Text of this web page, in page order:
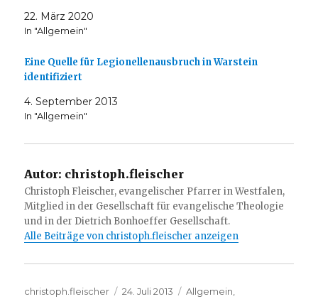
22. März 2020
In "Allgemein"
Eine Quelle für Legionellenausbruch in Warstein
identifiziert
4. September 2013
In "Allgemein"
Autor: christoph.fleischer
Christoph Fleischer, evangelischer Pfarrer in Westfalen,
Mitglied in der Gesellschaft für evangelische Theologie
und in der Dietrich Bonhoeffer Gesellschaft.
Alle Beiträge von christoph.fleischer anzeigen
Autor
christoph.fleischer
Veröffentlicht
24. Juli 2013 Kategorien
Allgemein